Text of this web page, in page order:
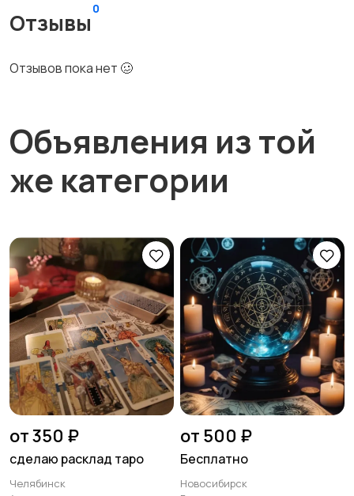
Отзывы
0
Отзывов пока нет 🥴
Объявления из той
же категории
от 350 ₽
сделаю расклад таро
Челябинск
от 500 ₽
Бесплатно
Новосибирск